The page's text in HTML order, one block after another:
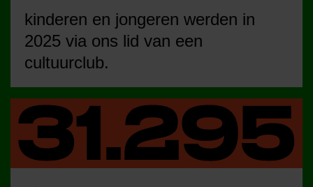
kinderen en jongeren werden in
2025 via ons lid van een
cultuurclub.